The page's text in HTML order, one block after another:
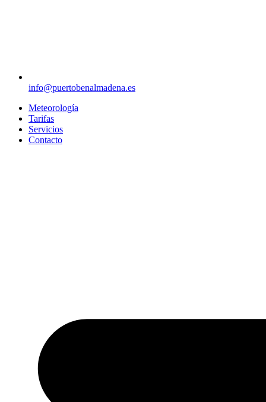
info@puertobenalmadena.es
Meteorología
Tarifas
Servicios
Contacto